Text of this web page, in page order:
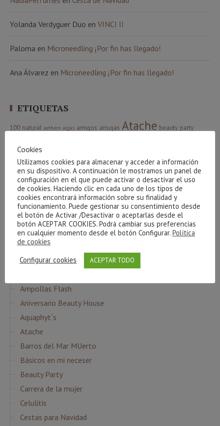
Yolanda Verdyguer Duo en VINCI II
Paloma en Microneedling ¡Por fin has llegado!
Ana Álvarez en Microneedling ¡Por fin has llegado!
ETIQUETAS
100 natural aethern algas amigos arrugas Atache beauty party
celulitis Cestas
envejecimiento facial gel gracias hidrófila higiene Indiba
Limpieza luminosidad manchas Maquillaje
massadaNavidad Nutricosmética oxigenación Phyt´s
piel relax resultados ritual serum sol sorteo verano
Ácido Hialurónico
CATEGORÍAS
Ampollas Flash
Aniversario Beauty House
Aquaphyt´s
Atache
Barros del Mar MUerto
Básicos en mi neceser
Beauty Party
Carrera de la mujer
Celulitis
Cestas para Navidad
Cookies
Utilizamos cookies para almacenar y acceder a información
en su dispositivo. A continuación le mostramos un panel de
configuración en el que puede activar o desactivar el uso
de cookies. Haciendo clic en cada uno de los tipos de
cookies encontrará información sobre su finalidad y
funcionamiento. Puede gestionar su consentimiento desde
el botón de Activar /Desactivar o aceptarlas desde el
botón ACEPTAR COOKIES. Podrá cambiar sus preferencias
en cualquier momento desde el botón Configurar. Política
de cookies
Configurar cookies
ACEPTAR TODO